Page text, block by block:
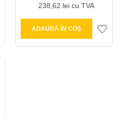
238,62 lei cu TVA
ADAUGĂ ÎN COŞ